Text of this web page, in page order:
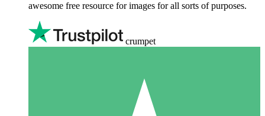
awesome free resource for images for all sorts of purposes.
crumpet